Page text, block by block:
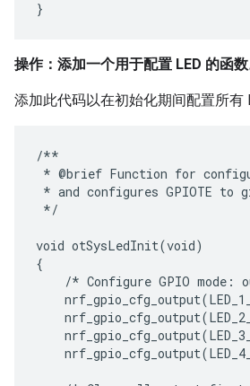
操作：添加一个用于配置 LED 的函数
添加此代码以在初始化期间配置所有
/**
* @brief Function for
* and configures GPIOTE to
*/
void otSysLedInit(void)
{
/* Configure GPIO mode: